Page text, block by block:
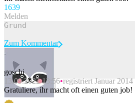
1639
Melden
Beitrag melden
Zum Kommentar
goschi
13.09.2022 13:56 registriert Januar 2014
Gratuliere, ihr macht oft einen guten job!